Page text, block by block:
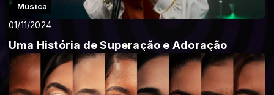
Música
01/11/2024
Uma História de Superação e Adoração